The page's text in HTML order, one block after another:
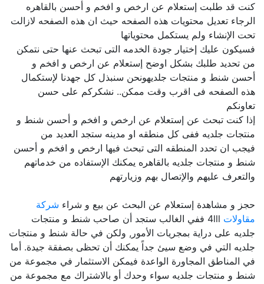
كنت قد طلبت إستعلام عن ارخص و افخم و أحسن بالقاهره
الرجاء تعديل محتويات هذه الصفحه حيث ان هذه الصفحه لازالت
تحت الإنشاء ولم يستكمل محتوياتها
فسيكون عليك إختيار جودة الخدمه التى تبحث عنها حتى نتمكن
من تحديد طلبك بشكل اوضح إستعلام عن ارخص و افخم و
أحسن شنط و منتجات جلديهونحن سنبذل كل جهدنا لإستكمال
هذه الصفحه فى اقرب وقت ممكن.. نشكركم على حسن
تعاونكم
إذا كنت تبحث عن إستعلام عن ارخص و افخم و أحسن شنط و
منتجات جلديه ففى كل منطقه او مدينه ستجد العديد من
فيجب ان تحدد المنطقه التى تبحث فيها ارخص و افخم و أحسن
شنط و منتجات جلديه بالقاهره يمكنك الإستفاده من خدماتهم
والتعرف عليهم والإتصال بهم وزيارتهم
حجز و مشاهدة إستعلام عن البحث عن بيع و شراءشركة
مقاولات
4lll ففي الغالب ستجد أن صاحب شنط و منتجات
جلديه على دراية بمجريات الأمور, ولكن في حالة شنط و منتجات
جلديه التي في وضع سيئ جداً يمكنك أن تحظى بصفقة جيدة. أما
في المناطق المجاورة الواعدة فيمكن الاستثمار في مجموعة من
شنط و منتجات جلديه سواء وحدك أو بالاشتراك مع مجموعة من